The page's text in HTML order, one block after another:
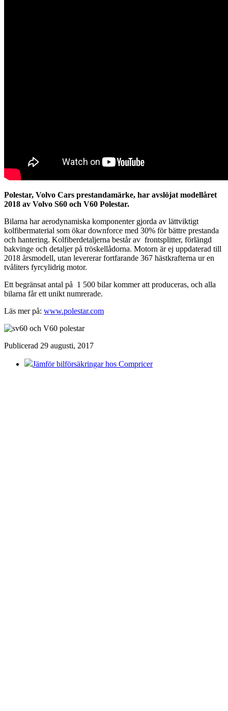
Polestar, Volvo Cars prestandamärke, har avslöjat modellåret
2018 av Volvo S60 och V60 Polestar.
Bilarna har aerodynamiska komponenter gjorda av lättviktigt
kolfibermaterial som ökar downforce med 30% för bättre prestanda
och hantering. Kolfiberdetaljerna består av frontsplitter, förlängd
bakvinge och detaljer på tröskellådorna. Motorn är ej uppdaterad till
2018 årsmodell, utan levererar fortfarande 367 hästkrafterna ur en
tvåliters fyrcylidrig motor.
Ett begränsat antal på 1 500 bilar kommer att produceras, och alla
bilarna får ett unikt numrerade.
Läs mer på: www.polestar.com
Publicerad 29 augusti, 2017
Jämför bilförsäkringar hos Compricer